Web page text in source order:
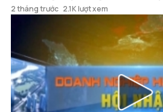
2 tháng trước 2.1K lượt xem